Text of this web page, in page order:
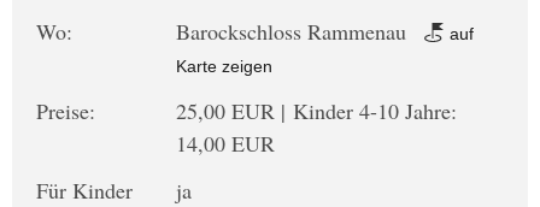
Wo:
Barockschloss Rammenau
auf
Karte zeigen
Preise:
25,00 EUR | Kinder 4-10 Jahre:
14,00 EUR
Für Kinder
ja